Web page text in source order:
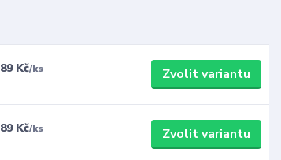
89 Kč/ks Zvolit variantu
89 Kč/ks Zvolit variantu